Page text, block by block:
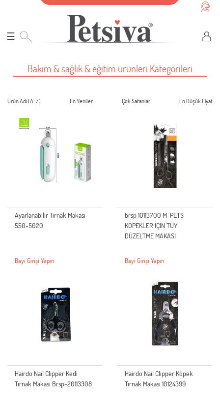
☰
Bakım & sağlık & eğitim ürünleri Kategorileri
Ürün Adı (A-Z) En Yeniler Çok Satanlar En Düşük Fiyat
Ayarlanabilir Tırnak Makası
550-5020
Bayi Girişi Yapın
brsp 10113700 M-PETS
KÖPEKLER İÇİN TÜY
DÜZELTME MAKASI
Bayi Girişi Yapın
Hairdo Nail Clipper Kedi
Tırnak Makası Brsp-20113308
Hairdo Nail Clipper Köpek
Tırnak Makası 10124399